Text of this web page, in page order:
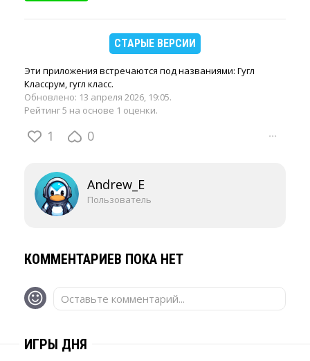
СТАРЫЕ ВЕРСИИ
Эти приложения встречаются под названиями: Гугл
Классрум, гугл класс.
Обновлено: 13 апреля 2026, 19:05.
Рейтинг 5 на основе 1 оценки.
1 0 ···
Andrew_E
Пользователь
КОММЕНТАРИЕВ ПОКА НЕТ
Оставьте комментарий...
ИГРЫ ДНЯ